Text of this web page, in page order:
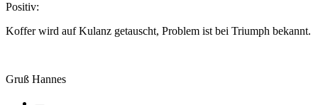
Positiv:
Koffer wird auf Kulanz getauscht, Problem ist bei Triumph bekannt.
Gruß Hannes